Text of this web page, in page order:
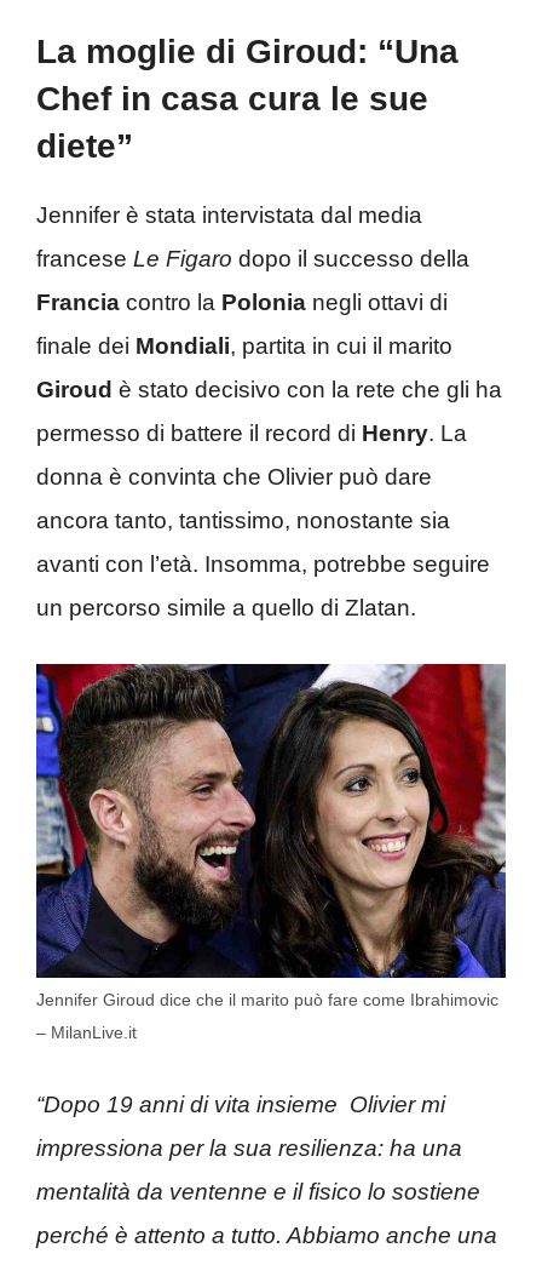
La moglie di Giroud: “Una
Chef in casa cura le sue
diete”
Jennifer è stata intervistata dal media
francese Le Figaro dopo il successo della
Francia contro la Polonia negli ottavi di
finale dei Mondiali, partita in cui il marito
Giroud è stato decisivo con la rete che gli ha
permesso di battere il record di Henry. La
donna è convinta che Olivier può dare
ancora tanto, tantissimo, nonostante sia
avanti con l’età. Insomma, potrebbe seguire
un percorso simile a quello di Zlatan.
Jennifer Giroud dice che il marito può fare come Ibrahimovic
– MilanLive.it
“Dopo 19 anni di vita insieme Olivier mi
impressiona per la sua resilienza: ha una
mentalità da ventenne e il fisico lo sostiene
perché è attento a tutto. Abbiamo anche una